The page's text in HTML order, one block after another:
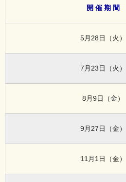
開 催 期 間
5月28日（火）
7月23日（火）
8月9日（金）
9月27日（金）
11月1日（金）